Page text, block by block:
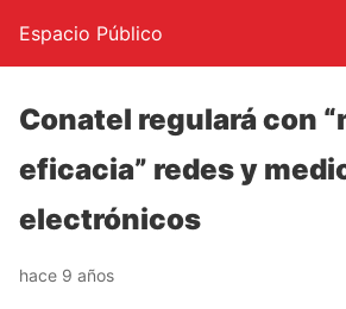
Espacio Público
Conatel regulará con
eficacia” redes y
electrónicos
hace 9 años